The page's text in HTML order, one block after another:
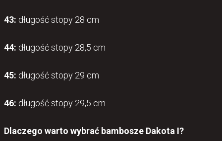
43: długość stopy 28 cm
44: długość stopy 28,5 cm
45: długość stopy 29 cm
46: długość stopy 29,5 cm
Dlaczego warto wybrać bambosze Dakota I?